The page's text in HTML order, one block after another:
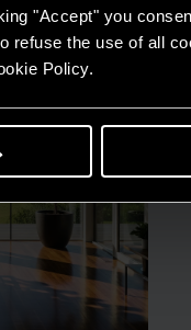
"Accept" you
refuse the use of all
Policy.